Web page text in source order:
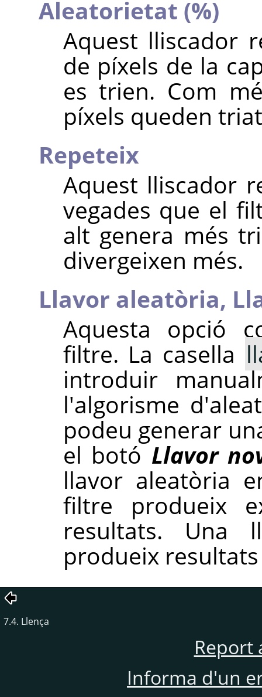
Aleatorietat (%)
Aquest lliscador
de píxels de la
es trien. Com
píxels queden
Repeteix
Aquest lliscador
vegades que el
alt genera més
divergeixen més.
Llavor aleatòria,
Aquesta opció
filtre. La casella
introduir
l'algorisme
podeu generar
el botóLlavor
llavor aleatòria
filtre produeix
resultats. Una
produeix
7.4. Llença
Report
Informa d'un